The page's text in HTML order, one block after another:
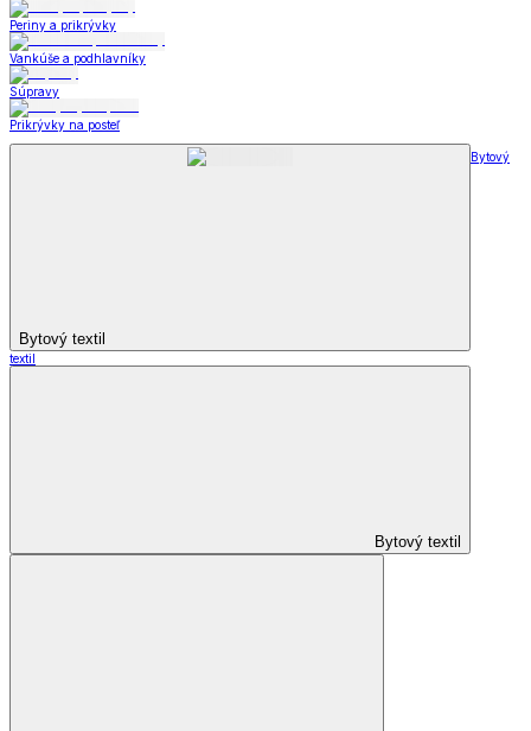
Periny a prikrývky
Vankúše a podhlavníky
Súpravy
Prikrývky na posteľ
Bytový textil
Bytový
textil
Bytový textil